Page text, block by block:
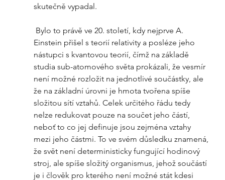
skutečně vypadal.
Einstein přišel s teorií relativity a posléze jeho
nástupci s kvantovou teorií, čímž na základě
studia sub-atomového světa prokázali, že vesmír
není možné rozložit na jednotlivé součástky, ale
že na základní úrovni je hmota tvořena spíše
složitou sítí vztahů. Celek určitého řádu tedy
nelze redukovat pouze na součet jeho částí,
neboť to co jej definuje jsou zejména vztahy
mezi jeho částmi. To ve svém důsledku znamená,
že svět není deterministicky fungující hodinový
stroj, ale spíše složitý organismus, jehož součástí
je i člověk pro kterého není možné stát kdesi